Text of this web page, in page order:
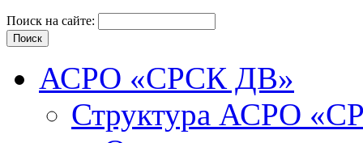
Поиск на сайте:
АСРО «СРСК ДВ»
Структура АСРО